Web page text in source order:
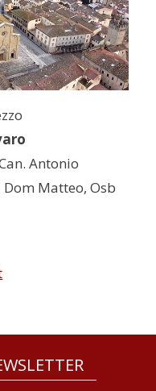
Antonio
Matteo, Osb